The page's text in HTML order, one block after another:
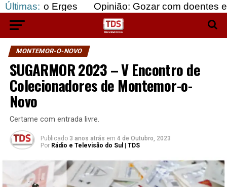
Últimas: Opinião: Gozar com doentes e bajular os
MONTEMOR-O-NOVO
SUGARMOR 2023 – V Encontro de
Colecionadores de Montemor-o-
Novo
Certame com entrada livre.
Publicado 3 anos atrás em 4 de Outubro, 2023
Por Rádio e Televisão do Sul | TDS